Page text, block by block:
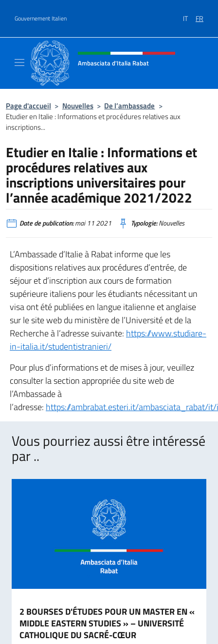
Gouvernement Italien IT FR
Site Web, social et en-tête de
Ambasciata d'Italia Rabat
Page d'accueil > Nouvelles > De l’ambassade >
Etudier en Italie : Informations et procédures relatives aux
inscriptions...
Etudier en Italie : Informations et
procédures relatives aux
inscriptions universitaires pour
l’année académique 2021/2022
Date de publication:mai 11 2021 Typologie:Nouvelles
L’Ambassade d’Italie à Rabat informe que les
dispositions relatives aux procédures d’entrée, de
séjour et d’inscription aux cours de formation
supérieure italiens pour les étudiants nécessitant un
visa ont été publiées en langue italienne et anglaise
sur le site web du ministère de l’Université et de la
Recherche à l’adresse suivante: https://www.studiare-
in-italia.it/studentistranieri/
Pour plus d’informations et de mises à jour, veuillez
consulter la section appropriée du site web de
l’Ambassade à
l’adresse: https://ambrabat.esteri.it/ambasciata_rabat/
Vous pourriez aussi être intéressé
par ..
2 BOURSES D'ÉTUDES POUR UN MASTER EN «
MIDDLE EASTERN STUDIES » – UNIVERSITÉ
CATHOLIQUE DU SACRÉ-CŒUR